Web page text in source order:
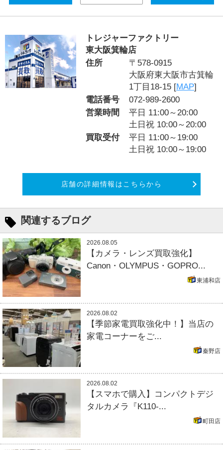
トレジャーファクトリー
東大阪箕輪店
住所
〒578-0915
大阪府東大阪市古箕輪
1丁目18-15 [MAP]
電話番号
072-989-2600
営業時間
平日 11:00～20:00
土日祝 10:00～20:00
買取受付
平日 11:00～19:00
土日祝 10:00～19:00
店舗の詳細情報はこちらから
関連するブログ
2026.08.05
【カメラ・レンズ買取強化】
Canon・OLYMPUS・GOPRO...
東浦和店
2026.08.02
【季節家電買取強化中！】当店の
家電コーナーをご...
秦野店
2026.08.02
【スマホで購入】コンパクトデジ
タルカメラ『K110-...
町田店